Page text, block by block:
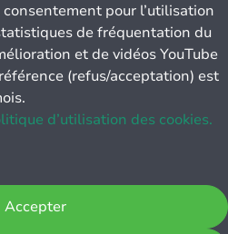
pour l’utilisation
de fréquentation du
et de vidéos YouTube
(refus/acceptation) est
d’utilisation des cookies.
Accepter